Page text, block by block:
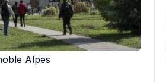
Alpes